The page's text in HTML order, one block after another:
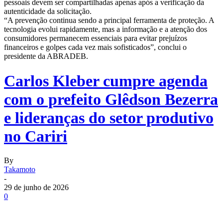
pessoais devem ser compartilhadas apenas após a verificação da
autenticidade da solicitação.
“A prevenção continua sendo a principal ferramenta de proteção. A
tecnologia evolui rapidamente, mas a informação e a atenção dos
consumidores permanecem essenciais para evitar prejuízos
financeiros e golpes cada vez mais sofisticados”, conclui o
presidente da ABRADEB.
Carlos Kleber cumpre agenda
com o prefeito Glêdson Bezerra
e lideranças do setor produtivo
no Cariri
By
Takamoto
-
29 de junho de 2026
0